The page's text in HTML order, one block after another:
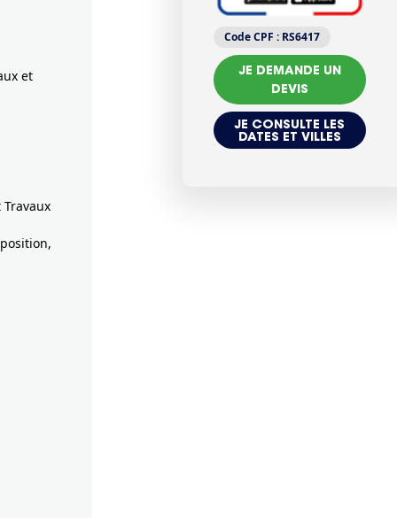
et
Code CPF : RS6417
JE DEMANDE UN
DEVIS
JE CONSULTE LES
DATES ET VILLES